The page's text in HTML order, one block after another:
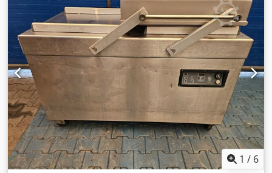
1 / 6